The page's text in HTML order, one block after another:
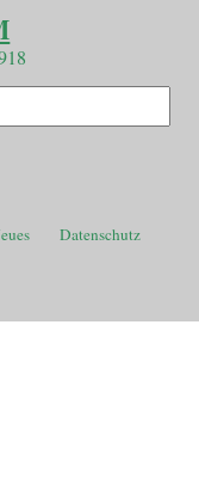
Datenschutz